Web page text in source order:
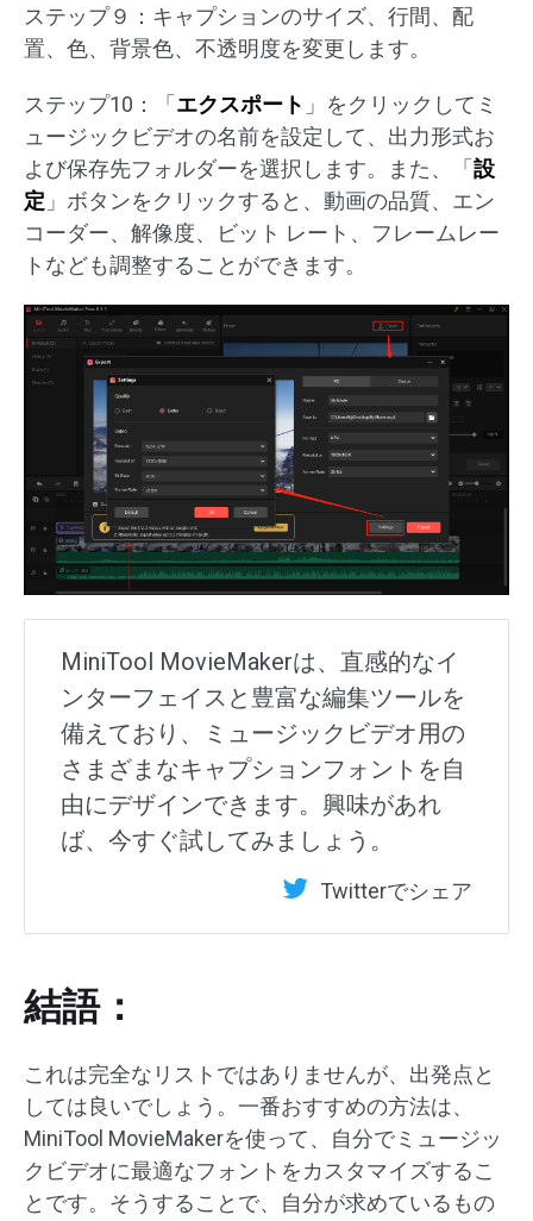
ステップ９：キャプションのサイズ、行間、配
置、色、背景色、不透明度を変更します。
ステップ10：「 エクスポート 」をクリックしてミ
ュージックビデオの名前を設定して、出力形式お
よび保存先フォルダーを選択します。また、「 設
定 」ボタンをクリックすると、動画の品質、エン
コーダー、解像度、ビット レート、フレームレー
トなども調整することができます。
MiniTool MovieMakerは、直感的なイ
ンターフェイスと豊富な編集ツールを
備えており、ミュージックビデオ用の
さまざまなキャプションフォントを自
由にデザインできます。興味があれ
ば、今すぐ試してみましょう。
Twitterでシェア
結語：
これは完全なリストではありませんが、出発点と
しては良いでしょう。一番おすすめの方法は、
MiniTool MovieMakerを使って、自分でミュージッ
クビデオに最適なフォントをカスタマイズするこ
とです。そうすることで、自分が求めているもの